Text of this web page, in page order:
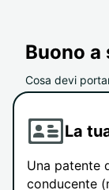
Buono a
Cosa devi
La
Una patente
conducente